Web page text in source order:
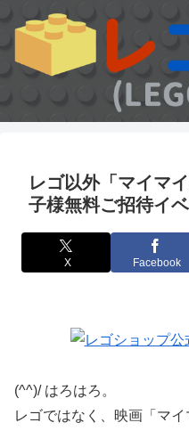
レゴ以外「マイマ
子様無料ご招待イ
X Facebook
(^^)/ はろはろ。
レゴではなく、映画「マ